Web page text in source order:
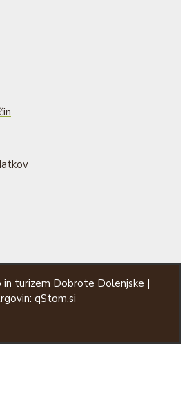
in turizem Dobrote Dolenjske |
qStom.si